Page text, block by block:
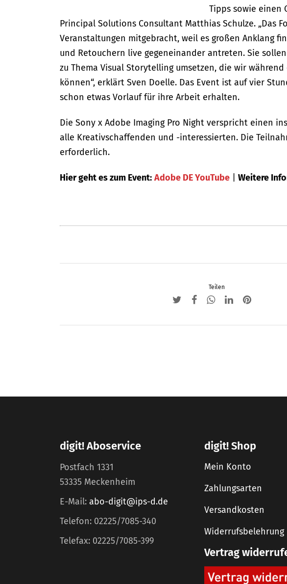
Tipps sowie einen
Principal Solutions Consultant Matthias Schulze. „Das
Veranstaltungen mitgebracht, weil es großen Anklang
und Retouchern live gegeneinander antreten. Sie
zu Thema Visual Storytelling umsetzen, die wir
können“, erklärt Sven Doelle. Das Event ist auf vier
schon etwas Vorlauf für ihre Arbeit erhalten.
Die Sony x Adobe Imaging Pro Night verspricht einen
alle Kreativschaffenden und -interessierten. Die
erforderlich.
Hier geht es zum Event: Adobe DE YouTube Weitere
Teilen
digit! Aboservice
Postfach 1331
53335 Meckenheim
E-Mail: abo-digit@ips-d.de
Telefon: 02225/7085-340
Telefax: 02225/7085-399
digit! Shop
Mein Konto
Zahlungsarten
Versandkosten
Widerrufsbelehrung
Vertrag